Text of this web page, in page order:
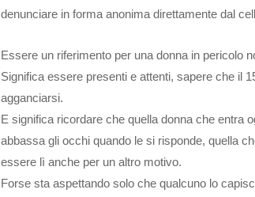
denunciare in forma anonima direttamente dal
Essere un riferimento per una donna in pericolo
Significa essere presenti e attenti, sapere che il
agganciarsi.
E significa ricordare che quella donna che entra
abbassa gli occhi quando le si risponde, quella
essere lì anche per un altro motivo.
Forse sta aspettando solo che qualcuno lo